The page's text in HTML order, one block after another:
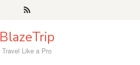
BlazeTrip
Travel Like a Pro